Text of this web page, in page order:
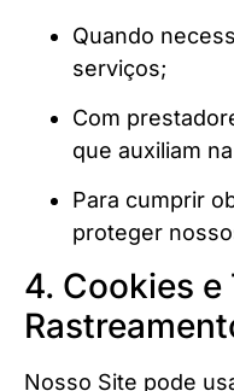
Quando
serviços;
Com
que auxiliam
Para cumprir
proteger
4. Cookies
Nosso Site pode